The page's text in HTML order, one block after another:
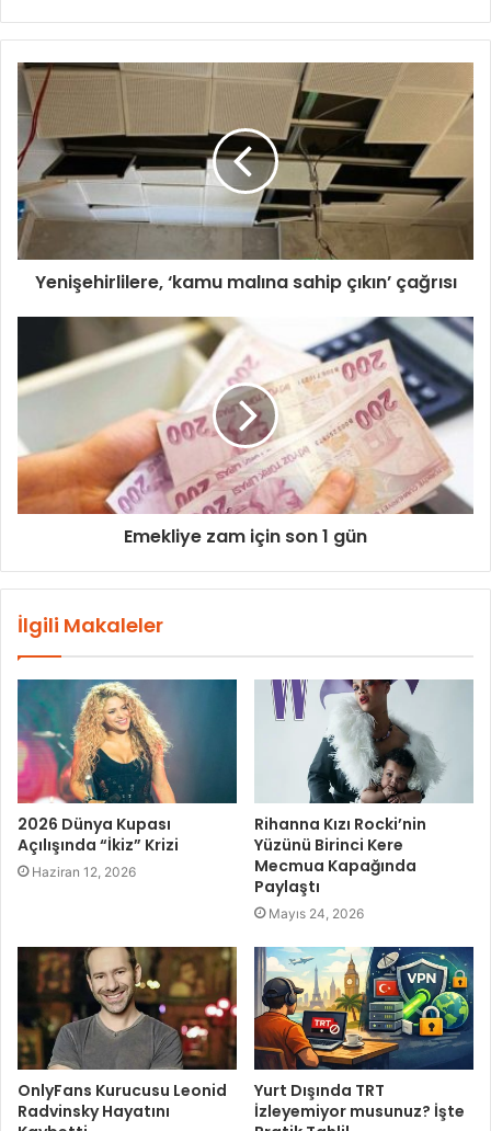
Yenişehirlilere, ‘kamu malına sahip çıkın’ çağrısı
Emekliye zam için son 1 gün
İlgili Makaleler
2026 Dünya Kupası
Açılışında “İkiz” Krizi
Haziran 12, 2026
Rihanna Kızı Rocki’nin
Yüzünü Birinci Kere
Mecmua Kapağında
Paylaştı
Mayıs 24, 2026
OnlyFans Kurucusu Leonid
Radvinsky Hayatını
Yurt Dışında TRT
İzleyemiyor musunuz? İşte